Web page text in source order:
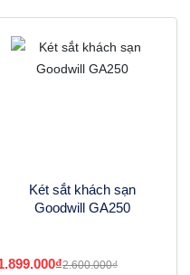
Két sắt khách sạn
Goodwill GA250
2.600.000₫